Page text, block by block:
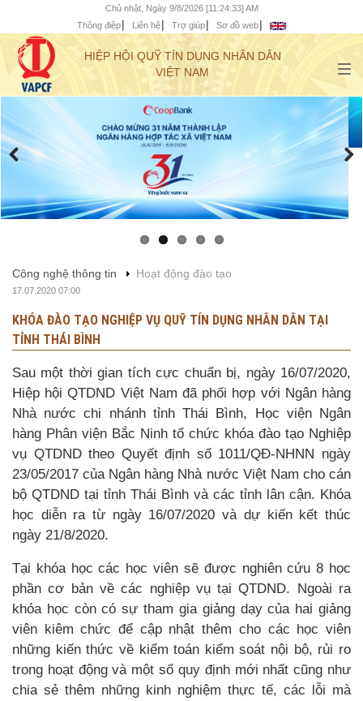
Chủ nhật, Ngày 9/8/2026 [11:24:34] AM
Thông điệp
Liên hệ Trợ giúp Sơ đồ web
HIỆP HỘI QUỸ TÍN DỤNG NHÂN DÂN
VIỆT NAM
Công nghệ thông tin Hoạt động đào tạo
17.07.2020 07:00
KHÓA ĐÀO TẠO NGHIỆP VỤ QUỸ TÍN DỤNG NHÂN DÂN TẠI
TỈNH THÁI BÌNH
Sau một thời gian tích cực chuẩn bị, ngày 16/07/2020,
Hiệp hội QTDND Việt Nam đã phối hợp với Ngân hàng
Nhà nước chi nhánh tỉnh Thái Bình, Học viện Ngân
hàng Phân viện Bắc Ninh tổ chức khóa đào tạo Nghiệp
vụ QTDND theo Quyết định số 1011/QĐ-NHNN ngày
23/05/2017 của Ngân hàng Nhà nước Việt Nam cho cán
bộ QTDND tại tỉnh Thái Bình và các tỉnh lân cận. Khóa
học diễn ra từ ngày 16/07/2020 và dự kiến kết thúc
ngày 21/8/2020.
Tại khóa học các học viên sẽ được nghiên cứu 8 học
phần cơ bản về các nghiệp vụ tại QTDND. Ngoài ra
khóa học còn có sự tham gia giảng dạy của hai giảng
viên kiêm chức để cập nhật thêm cho các học viên
những kiến thức về kiểm toán kiểm soát nội bộ, rủi ro
trong hoạt động và một số quy định mới nhất cũng như
chia sẻ thêm những kinh nghiệm thực tế, các lỗi mà